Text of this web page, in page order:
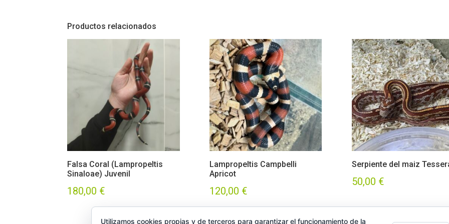
Productos relacionados
Falsa Coral (Lampropeltis
Sinaloae) Juvenil
180,00 €
Lampropeltis Campbelli
Apricot
120,00 €
Serpiente del maiz
50,00 €
Utilizamos cookies propias y de terceros para garantizar el funcionamiento de la